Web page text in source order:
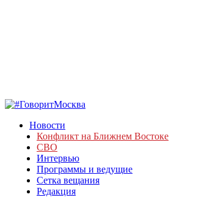
Новости
Конфликт на Ближнем Востоке
СВО
Интервью
Программы и ведущие
Сетка вещания
Редакция